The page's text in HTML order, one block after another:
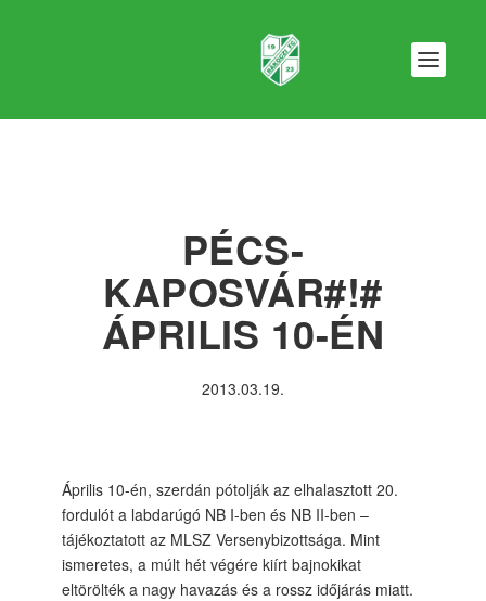
PÉCS-
KAPOSVÁR#!#
ÁPRILIS 10-ÉN
2013.03.19.
Április 10-én, szerdán pótolják az elhalasztott 20.
fordulót a labdarúgó NB I-ben és NB II-ben –
tájékoztatott az MLSZ Versenybizottsága. Mint
ismeretes, a múlt hét végére kiírt bajnokikat
eltörölték a nagy havazás és a rossz időjárás miatt.